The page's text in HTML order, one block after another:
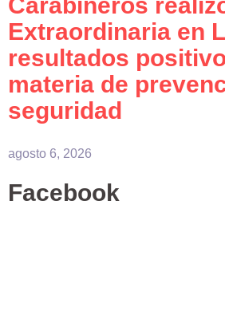
Extraordinaria en
resultados
materia de
seguridad
agosto 6, 2026
Facebook